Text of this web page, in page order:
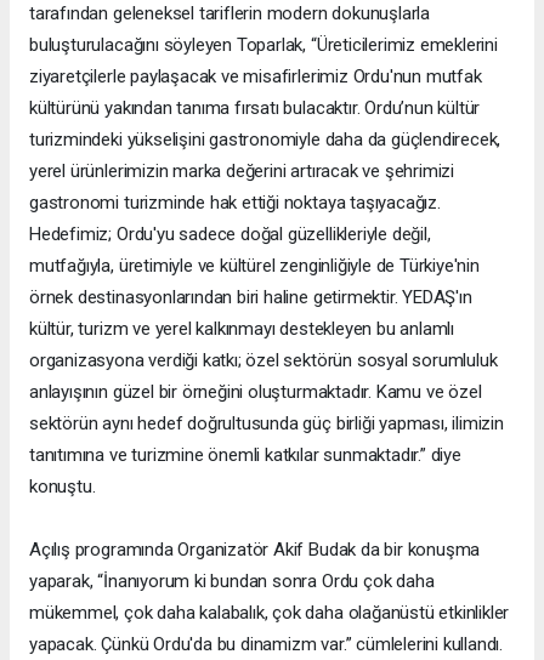
tarafından geleneksel tariflerin modern dokunuşlarla
buluşturulacağını söyleyen Toparlak, “Üreticilerimiz emeklerini
ziyaretçilerle paylaşacak ve misafirlerimiz Ordu'nun mutfak
kültürünü yakından tanıma fırsatı bulacaktır. Ordu’nun kültür
turizmindeki yükselişini gastronomiyle daha da güçlendirecek,
yerel ürünlerimizin marka değerini artıracak ve şehrimizi
gastronomi turizminde hak ettiği noktaya taşıyacağız.
Hedefimiz; Ordu'yu sadece doğal güzellikleriyle değil,
mutfağıyla, üretimiyle ve kültürel zenginliğiyle de Türkiye'nin
örnek destinasyonlarından biri haline getirmektir. YEDAŞ'ın
kültür, turizm ve yerel kalkınmayı destekleyen bu anlamlı
organizasyona verdiği katkı; özel sektörün sosyal sorumluluk
anlayışının güzel bir örneğini oluşturmaktadır. Kamu ve özel
sektörün aynı hedef doğrultusunda güç birliği yapması, ilimizin
tanıtımına ve turizmine önemli katkılar sunmaktadır.” diye
konuştu.
Açılış programında Organizatör Akif Budak da bir konuşma
yaparak, “İnanıyorum ki bundan sonra Ordu çok daha
mükemmel, çok daha kalabalık, çok daha olağanüstü etkinlikler
yapacak. Çünkü Ordu'da bu dinamizm var.” cümlelerini kullandı.